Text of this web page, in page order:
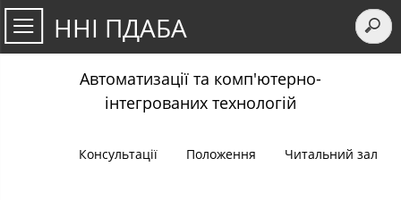
ННІ ПДАБА
Автоматизації та комп'ютерно-
інтегрованих технологій
Консультації Положення Читальний зал